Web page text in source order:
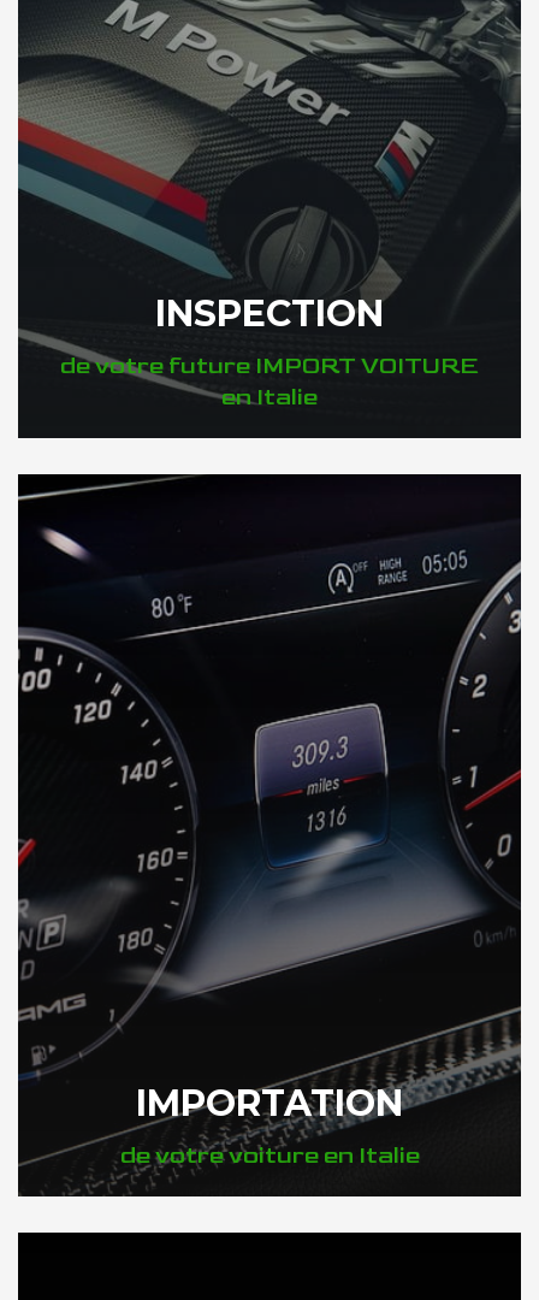
INSPECTION
de votre future IMPORT VOITURE
en Italie
DÉCOUVREZ VOTRE INSPECTION AUTO en Italie
IMPORTATION
de votre voiture en Italie